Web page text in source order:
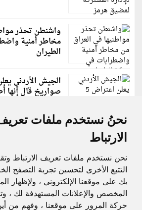
نحنُ نستخدم ملفات
الارتباط
نحن نستخدم ملفات تعريف الارتباط
التتبع الأخرى لتحسين تجربة التصفح
بك على موقعنا الإلكتروني ، ولإظهار
المخصص والإعلانات المستهدفة لك ،
حركة المرور على موقعنا ، وفهم من
واشنطن تحذر
مخاطر أمنية
الطيران
صواريخ قال إنها
جميع الحقوق محفوظة لدنيا الوطن © 2003 -